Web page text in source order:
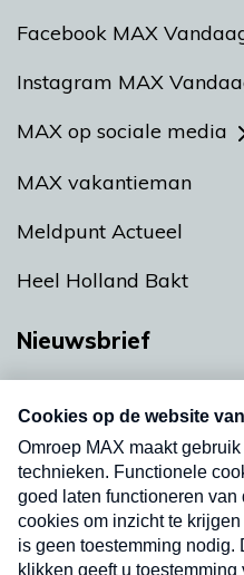
Facebook MAX
Instagram MAX
MAX op sociale media
MAX vakantieman
Meldpunt Actueel
Heel Holland Bakt
Nieuwsbrief
nieuwsbrief. Elke
uw mailbox.